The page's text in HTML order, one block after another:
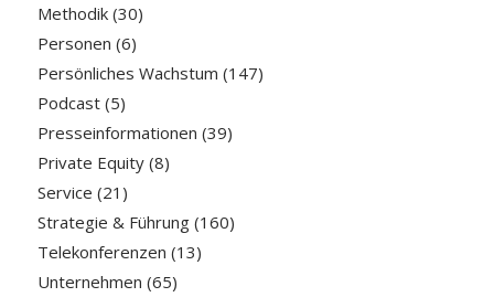
Methodik(30)
Personen (6)
Persönliches Wachstum (147)
Podcast(5)
Presseinformationen (39)
Private Equity(8)
Service (21)
Strategie & Führung(160)
Telekonferenzen (13)
Unternehmen (65)